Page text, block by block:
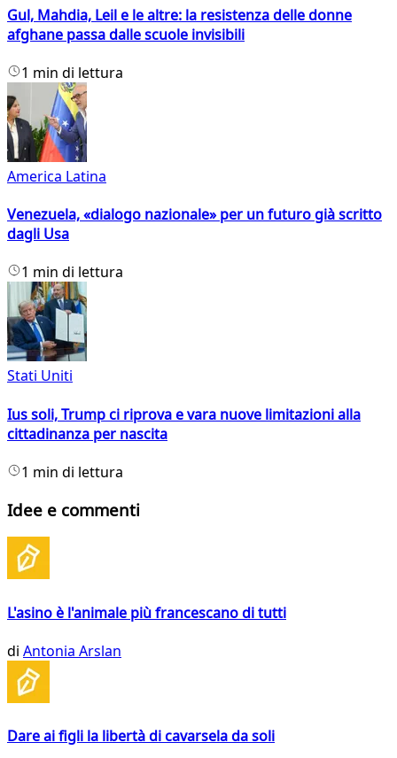
Gul, Mahdia, Leil e le altre: la resistenza delle donne
afghane passa dalle scuole invisibili
1 min di lettura
America Latina
Venezuela, «dialogo nazionale» per un futuro già scritto
dagli Usa
1 min di lettura
Stati Uniti
Ius soli, Trump ci riprova e vara nuove limitazioni alla
cittadinanza per nascita
1 min di lettura
Idee e commenti
L'asino è l'animale più francescano di tutti
di Antonia Arslan
Dare ai figli la libertà di cavarsela da soli